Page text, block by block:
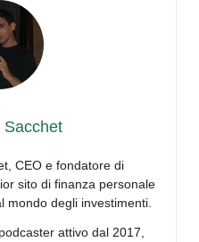
Sacchet
CEO e fondatore di
sito di finanza personale
mondo degli investimenti.
attivo dal 2017,